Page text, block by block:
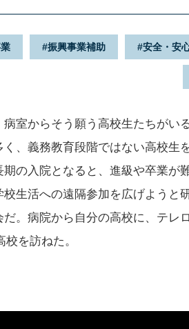
振興事業補助 安全・安
室からそう願う高校生たちがい
、義務教育段階ではない高校生
の入院となると、進級や卒業が
校生活への遠隔参加を広げよう
。病院から自分の高校に、テレ
を訪ねた。